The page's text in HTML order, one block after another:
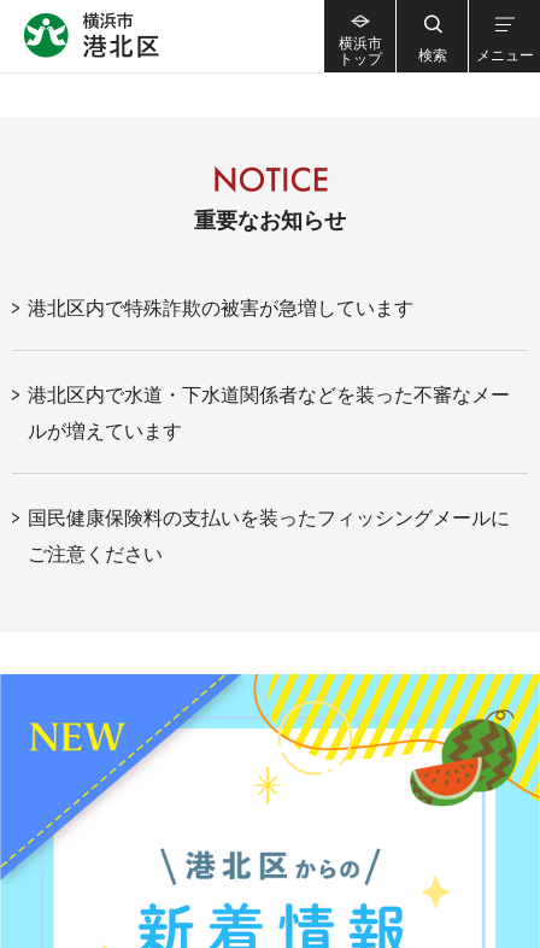
横浜市
トップ
検索 メニュー
重要なお知らせ
港北区内で特殊詐欺の被害が急増しています
港北区内で水道・下水道関係者などを装った不審なメー
ルが増えています
国民健康保険料の支払いを装ったフィッシングメールに
ご注意ください